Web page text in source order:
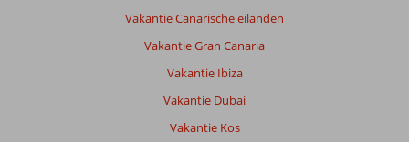
Vakantie Canarische eilanden
Vakantie Gran Canaria
Vakantie Ibiza
Vakantie Dubai
Vakantie Kos